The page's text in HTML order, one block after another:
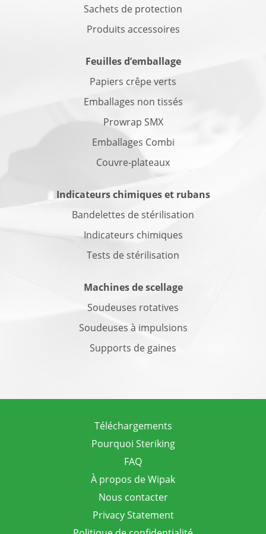
Sachets de protection
Produits accessoires
Feuilles d’emballage
Papiers crêpe verts
Emballages non tissés
Prowrap SMX
Emballages Combi
Couvre-plateaux
Indicateurs chimiques et rubans
Bandelettes de stérilisation
Indicateurs chimiques
Tests de stérilisation
Machines de scellage
Soudeuses rotatives
Soudeuses à impulsions
Supports de gaines
Téléchargements
Pourquoi Steriking
FAQ
À propos de Wipak
Nous contacter
Privacy Statement